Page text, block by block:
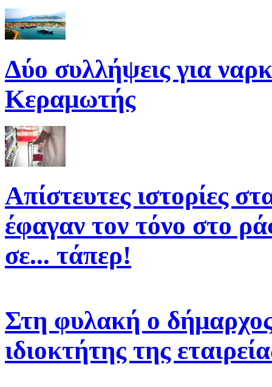
Δύο συλλήψεις για
Κεραμωτής
Απίστευτες ιστορίες
έφαγαν τον τόνο στο
σε... τάπερ!
Στη φυλακή ο
ιδιοκτήτης της